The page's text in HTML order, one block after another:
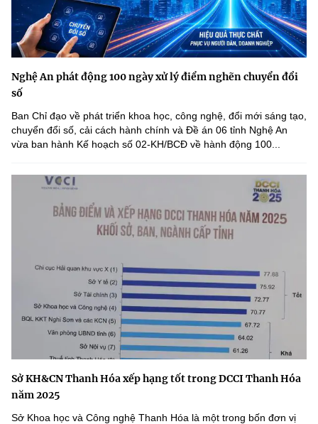
Nghệ An phát động 100 ngày xử lý điểm nghẽn chuyển đổi
số
Ban Chỉ đạo về phát triển khoa học, công nghệ, đổi mới sáng tạo,
chuyển đổi số, cải cách hành chính và Đề án 06 tỉnh Nghệ An
vừa ban hành Kế hoạch số 02-KH/BCĐ về hành động 100...
Sở KH&CN Thanh Hóa xếp hạng tốt trong DCCI Thanh Hóa
năm 2025
Sở Khoa học và Công nghệ Thanh Hóa là một trong bốn đơn vị